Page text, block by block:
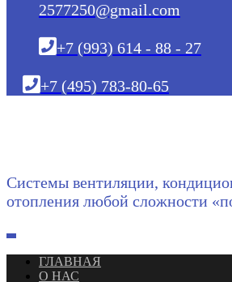
2577250@gmail.com
+7 (993) 614 - 88 - 27
+7 (495) 783-80-65
Системы вентиляции,
отопления любой сложности
ГЛАВНАЯ
О НАС